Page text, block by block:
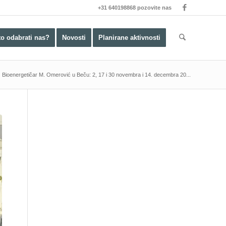
+31 640198868 pozovite nas
odabrati nas? Novosti Planirane aktivnosti
Bioenergetičar M. Omerović u Beču: 2, 17 i 30 novembra i 14. decembra 20...